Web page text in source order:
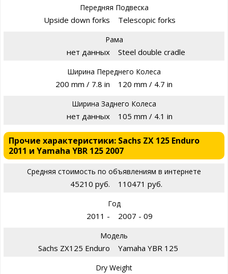
Передняя Подвеска
Upside down forks Telescopic forks
Рама
нет данных Steel double cradle
Ширина Переднего Колеса
200 mm / 7.8 in 120 mm / 4.7 in
Ширина Заднего Колеса
нет данных 105 mm / 4.1 in
Прочие характеристики: Sachs ZX 125 Enduro
2011 и Yamaha YBR 125 2007
Средняя стоимость по объявлениям в интернете
45210 руб. 110471 руб.
Год
2011 - 2007 - 09
Модель
Sachs ZX125 Enduro Yamaha YBR 125
Dry Weight